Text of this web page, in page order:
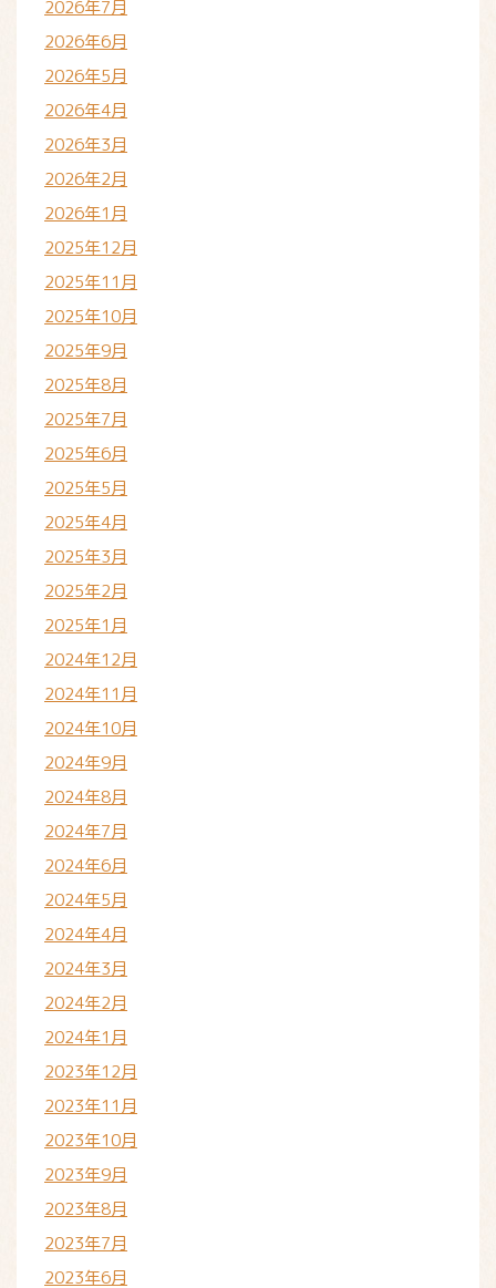
2026年7月
2026年6月
2026年5月
2026年4月
2026年3月
2026年2月
2026年1月
2025年12月
2025年11月
2025年10月
2025年9月
2025年8月
2025年7月
2025年6月
2025年5月
2025年4月
2025年3月
2025年2月
2025年1月
2024年12月
2024年11月
2024年10月
2024年9月
2024年8月
2024年7月
2024年6月
2024年5月
2024年4月
2024年3月
2024年2月
2024年1月
2023年12月
2023年11月
2023年10月
2023年9月
2023年8月
2023年7月
2023年6月